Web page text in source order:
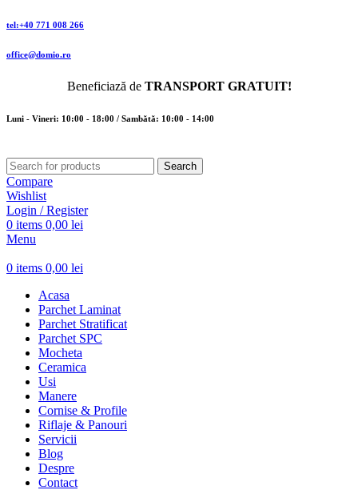
tel:+40 771 008 266
office@domio.ro
Beneficiază de TRANSPORT GRATUIT!
Luni - Vineri: 10:00 - 18:00 / Sambătă: 10:00 - 14:00
Search
Compare
Wishlist
Login / Register
0 items 0,00 lei
Menu
0 items 0,00 lei
Acasa
Parchet Laminat
Parchet Stratificat
Parchet SPC
Mocheta
Ceramica
Usi
Manere
Cornise & Profile
Riflaje & Panouri
Servicii
Blog
Despre
Contact